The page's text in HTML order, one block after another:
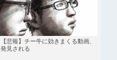
【悲報】チー牛に効きまくる動画、
発見される